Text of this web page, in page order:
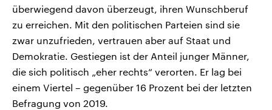
überwiegend davon überzeugt, ihren Wunschberuf
zu erreichen. Mit den politischen Parteien sind sie
zwar unzufrieden, vertrauen aber auf Staat und
Demokratie. Gestiegen ist der Anteil junger Männer,
die sich politisch „eher rechts“ verorten. Er lag bei
einem Viertel – gegenüber 16 Prozent bei der letzten
Befragung von 2019.